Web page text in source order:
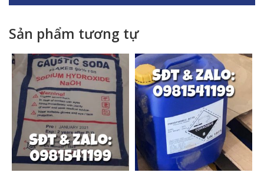
Sản phẩm tương tự